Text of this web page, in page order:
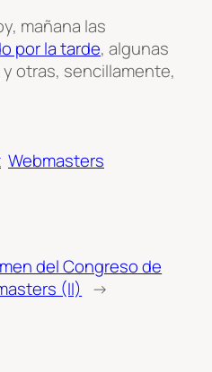
mañana las
por la tarde, algunas
y otras, sencillamente,
Webmasters
del Congreso de
(II) →